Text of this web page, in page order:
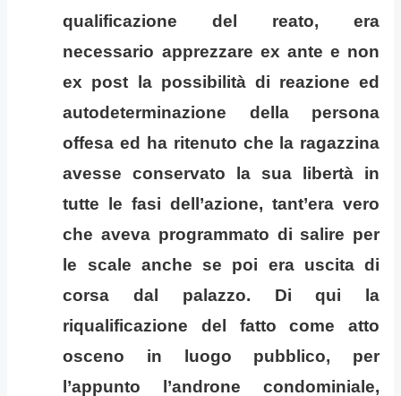
qualificazione del reato, era
necessario apprezzare ex ante e non
ex post la possibilità di reazione ed
autodeterminazione della persona
offesa ed ha ritenuto che la ragazzina
avesse conservato la sua libertà in
tutte le fasi dell’azione, tant’era vero
che aveva programmato di salire per
le scale anche se poi era uscita di
corsa dal palazzo. Di qui la
riqualificazione del fatto come atto
osceno in luogo pubblico, per
l’appunto l’androne condominiale,